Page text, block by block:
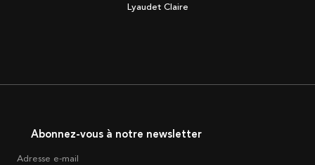
Lyaudet Claire
Abonnez-vous à notre newsletter
Adresse e-mail